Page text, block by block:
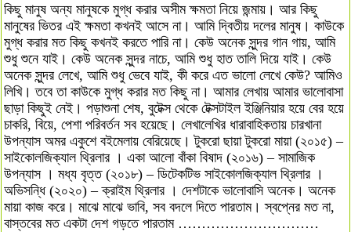
কিছু মানুষ অন্য মানুষকে মুগ্ধ করার অসীম ক্ষমতা নিয়ে জন্মায়। আর কিছু
মানুষের ভিতর এই ক্ষমতা কখনই আসে না। আমি দ্বিতীয় দলের মানুষ। কাউকে
মুগ্ধ করার মত কিছু কখনই করতে পারি না। কেউ অনেক সুন্দর গান গায়, আমি
শুধু শুনে যাই। কেউ অনেক সুন্দর নাচে, আমি শুধু হাত তালি দিয়ে যাই। কেউ
অনেক সুন্দর লেখে, আমি শুধু ভেবে যাই, কী করে এত ভালো লেখে কেউ? আমিও
লিখি। তবে তা কাউকে মুগ্ধ করার মত কিছু না। আমার লেখায় আমার ভালোবাসা
ছাড়া কিছুই নেই। পড়াশুনা শেষ, বুটেক্স থেকে টেক্সটাইল ইঞ্জিনিয়ার হয়ে বের হয়ে
চাকরি, বিয়ে, পেশা পরিবর্তন সব হয়েছে। লেখালেখির ধারাবাহিকতায় চারখানা
উপন্যাস অমর একুশে বইমেলায় বেরিয়েছে। টুকরো ছায়া টুকরো মায়া (২০১৫) –
সাইকোলজিক্যাল থ্রিলার । একা আলো বাঁকা বিষাদ (২০১৬) – সামাজিক
উপন্যাস । মধ্য বৃত্ত (২০১৮) – ডিটেকটিভ সাইকোলজিক্যাল থ্রিলার ।
অভিসন্ধি (২০২০) – ক্রাইম থ্রিলার । দেশটাকে ভালোবাসি অনেক। অনেক
মায়া কাজ করে। মাঝে মাঝে ভাবি, সব বদলে দিতে পারতাম। স্বপ্নের মত না,
বাস্তবের মত একটা দেশ গড়তে পারতাম …………………………